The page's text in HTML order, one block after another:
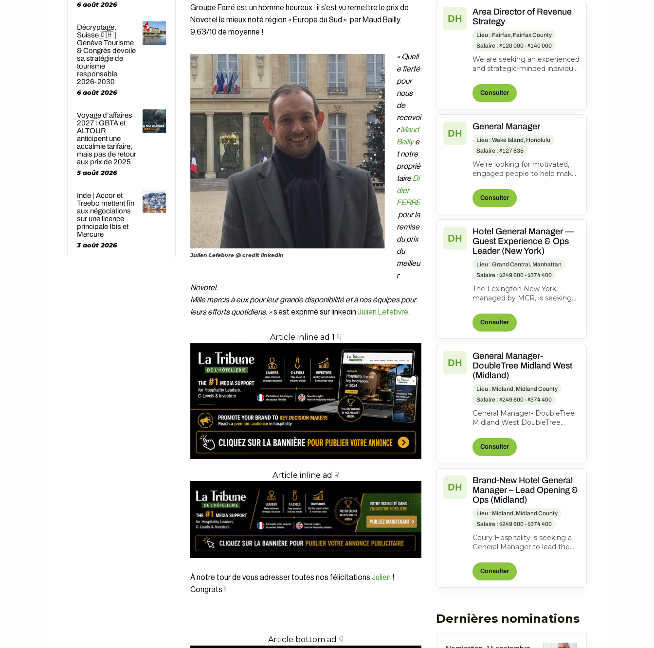
6 août 2026
Décryptage,
Suisse🇨🇭 |
Genève Tourisme
& Congrès dévoile
sa stratégie de
tourisme
responsable
2026-2030
6 août 2026
Voyage d’affaires
2027 : GBTA et
ALTOUR
anticipent une
accalmie tarifaire,
mais pas de retour
aux prix de 2025
5 août 2026
Inde | Accor et
Treebo mettent fin
aux négociations
sur une licence
principale Ibis et
Mercure
3 août 2026
Groupe Ferré est un homme heureux : il s’est vu remettre le prix de
Novotel le mieux noté région « Europe du Sud » par Maud Bailly.
9,63/10 de moyenne !
Julien Lefebvre @ credit linkedin
« Quell
e fierté
pour
nous
de
recevoi
rMaud
Baillye
t notre
proprié
taireDi
dier
FERRE
pour la
remise
du prix
du
meilleu
r
Novotel.
Mille mercis à eux pour leur grande disponibilité et à nos équipes pour
leurs efforts quotidiens. »s’est exprimé sur linkedin Julien Lefebvre.
Article inline ad 1 ☟
Article inline ad ☟
À notre tour de vous adresser toutes nos félicitations Julien !
Congrats !
Article bottom ad ☟
DH
Area Director of Revenue
Strategy
Lieu : Fairfax, Fairfax County
Salaire : $120 000 - $140 000
We are seeking an experienced
and strategic-minded individual
Director of Revenue Strateg...
Consulter
DH
General Manager
Lieu : Wake Island, Honolulu
Salaire : $127 635
We're looking for motivated,
engaged people to help make
Manages and directs the
operatio...
Consulter
DH
Hotel General Manager —
Guest Experience & Ops
Leader (New York)
Lieu : Grand Central, Manhattan
Salaire : $249 600 - $374 400
The Lexington New York,
managed by MCR, is seeking
Manager to oversee hotel
operations, ensuri...
Consulter
DH
General Manager-
DoubleTree Midland West
(Midland)
Lieu : Midland, Midland County
Salaire : $249 600 - $374 400
General Manager- DoubleTree
Midland West DoubleTree
250 West, Midland, Texas,
United State...
Consulter
DH
Brand-New Hotel General
Manager – Lead Opening &
Ops (Midland)
Lieu : Midland, Midland County
Salaire : $249 600 - $374 400
Coury Hospitality is seeking a
General Manager to lead the
operations of the new
DoubleTree Midla...
Consulter
Dernières nominations